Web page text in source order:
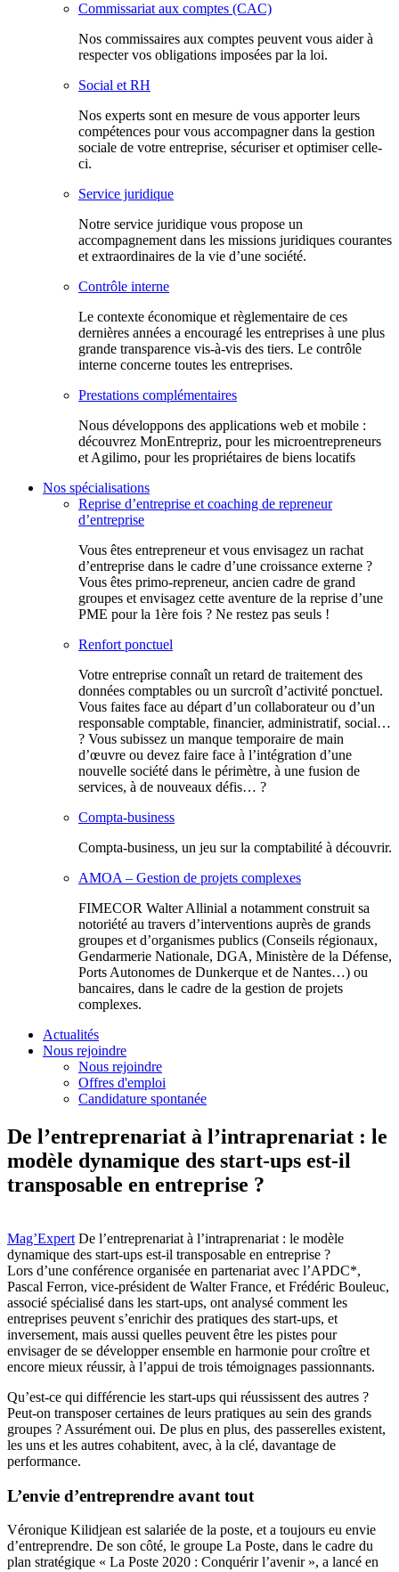
Commissariat aux comptes (CAC)
Nos commissaires aux comptes peuvent vous aider à
respecter vos obligations imposées par la loi.
Social et RH
Nos experts sont en mesure de vous apporter leurs
compétences pour vous accompagner dans la gestion
sociale de votre entreprise, sécuriser et optimiser celle-
ci.
Service juridique
Notre service juridique vous propose un
accompagnement dans les missions juridiques courantes
et extraordinaires de la vie d’une société.
Contrôle interne
Le contexte économique et règlementaire de ces
dernières années a encouragé les entreprises à une plus
grande transparence vis-à-vis des tiers. Le contrôle
interne concerne toutes les entreprises.
Prestations complémentaires
Nous développons des applications web et mobile :
découvrez MonEntrepriz, pour les microentrepreneurs
et Agilimo, pour les propriétaires de biens locatifs
Nos spécialisations
Reprise d’entreprise et coaching de repreneur
d’entreprise
Vous êtes entrepreneur et vous envisagez un rachat
d’entreprise dans le cadre d’une croissance externe ?
Vous êtes primo-repreneur, ancien cadre de grand
groupes et envisagez cette aventure de la reprise d’une
PME pour la 1ère fois ? Ne restez pas seuls !
Renfort ponctuel
Votre entreprise connaît un retard de traitement des
données comptables ou un surcroît d’activité ponctuel.
Vous faites face au départ d’un collaborateur ou d’un
responsable comptable, financier, administratif, social…
? Vous subissez un manque temporaire de main
d’œuvre ou devez faire face à l’intégration d’une
nouvelle société dans le périmètre, à une fusion de
services, à de nouveaux défis… ?
Compta-business
Compta-business, un jeu sur la comptabilité à découvrir.
AMOA – Gestion de projets complexes
FIMECOR Walter Allinial a notamment construit sa
notoriété au travers d’interventions auprès de grands
groupes et d’organismes publics (Conseils régionaux,
Gendarmerie Nationale, DGA, Ministère de la Défense,
Ports Autonomes de Dunkerque et de Nantes…) ou
bancaires, dans le cadre de la gestion de projets
complexes.
Actualités
Nous rejoindre
Nous rejoindre
Offres d'emploi
Candidature spontanée
De l’entreprenariat à l’intraprenariat : le
modèle dynamique des start-ups est-il
transposable en entreprise ?
Mag’Expert De l’entreprenariat à l’intraprenariat : le modèle
dynamique des start-ups est-il transposable en entreprise ?
Lors d’une conférence organisée en partenariat avec l’APDC*,
Pascal Ferron, vice-président de Walter France, et Frédéric Bouleuc,
associé spécialisé dans les start-ups, ont analysé comment les
entreprises peuvent s’enrichir des pratiques des start-ups, et
inversement, mais aussi quelles peuvent être les pistes pour
envisager de se développer ensemble en harmonie pour croître et
encore mieux réussir, à l’appui de trois témoignages passionnants.
Qu’est-ce qui différencie les start-ups qui réussissent des autres ?
Peut-on transposer certaines de leurs pratiques au sein des grands
groupes ? Assurément oui. De plus en plus, des passerelles existent,
les uns et les autres cohabitent, avec, à la clé, davantage de
performance.
L’envie d’entreprendre avant tout
Véronique Kilidjean est salariée de la poste, et a toujours eu envie
d’entreprendre. De son côté, le groupe La Poste, dans le cadre du
plan stratégique « La Poste 2020 : Conquérir l’avenir », a lancé en